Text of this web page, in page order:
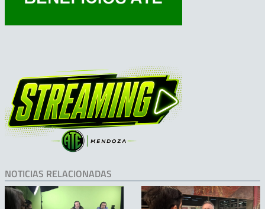
NOTICIAS RELACIONADAS